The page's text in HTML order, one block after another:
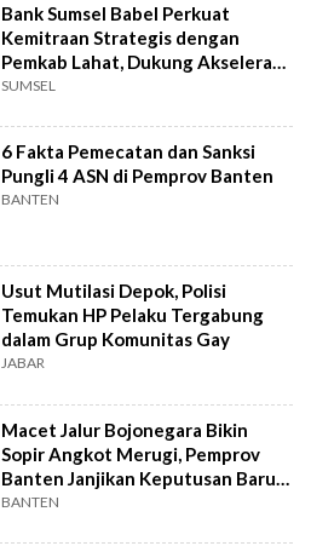
Bank Sumsel Babel Perkuat
Kemitraan Strategis dengan
Pemkab Lahat, Dukung Akselerasi
Ekonomi Daerah
SUMSEL
6 Fakta Pemecatan dan Sanksi
Pungli 4 ASN di Pemprov Banten
BANTEN
Usut Mutilasi Depok, Polisi
Temukan HP Pelaku Tergabung
dalam Grup Komunitas Gay
JABAR
Macet Jalur Bojonegara Bikin
Sopir Angkot Merugi, Pemprov
Banten Janjikan Keputusan Baru 4
Hari Lagi
BANTEN